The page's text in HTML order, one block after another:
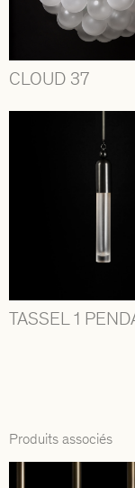
CLOUD 37
TASSEL 1
Produits associés